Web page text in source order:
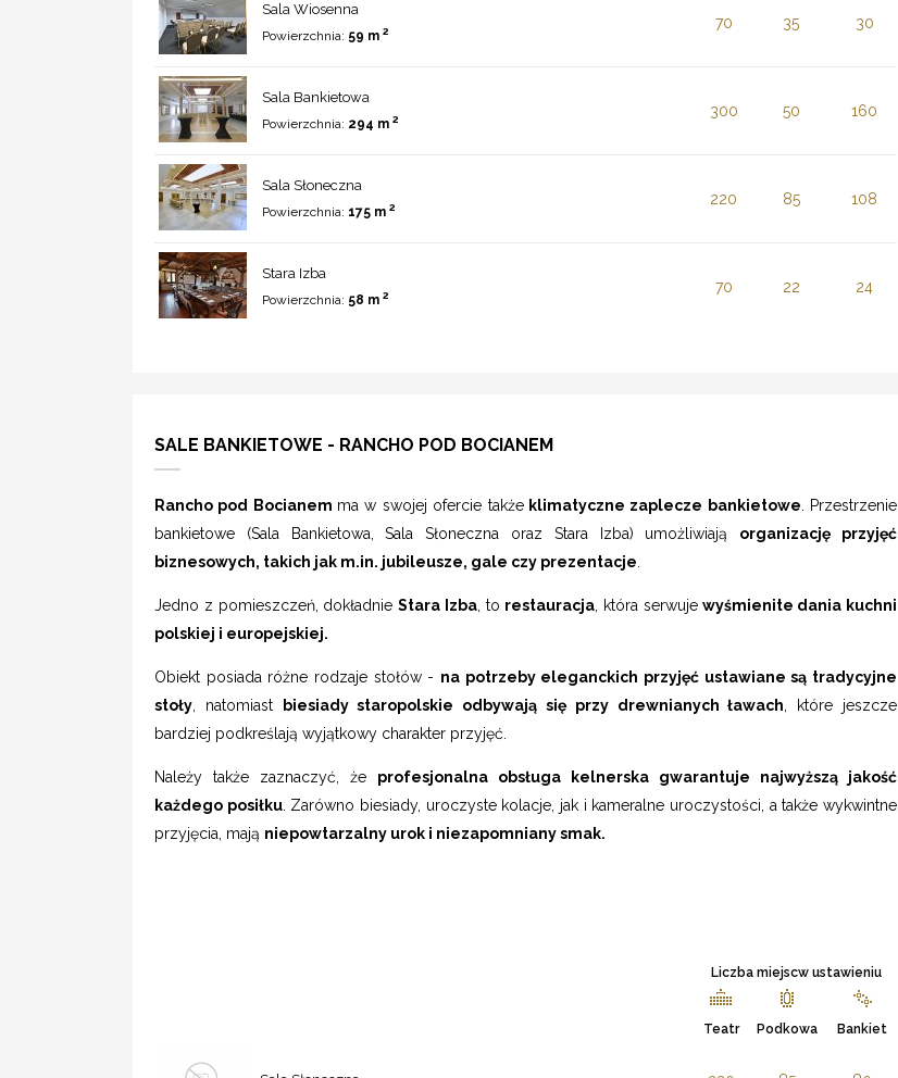
Sala Wiosenna
Powierzchnia: 59 m 2 70 35 30
Sala Bankietowa
Powierzchnia: 294 m 2 300 50 160
Sala Słoneczna
Powierzchnia: 175 m 2 220 85 108
Stara Izba
Powierzchnia: 58 m 2 70 22 24
SALE BANKIETOWE - RANCHO POD BOCIANEM
Rancho pod Bocianem ma w swojej ofercie takżeklimatyczne zaplecze bankietowe . Przestrzenie
bankietowe (Sala Bankietowa, Sala Słoneczna oraz Stara Izba) umożliwiają organizację przyjęć
biznesowych, takich jak m.in. jubileusze, gale czy prezentacje
Jedno z pomieszczeń, dokładnie Stara Izba, to restauracja , która serwujewyśmienite dania kuchni
polskiej i europejskiej.
Obiekt posiada różne rodzaje stołów - na potrzeby eleganckich przyjęć ustawiane są tradycyjne
stoły , natomiast biesiady staropolskie odbywają się przy drewnianych ławach , które jeszcze
bardziej podkreślają wyjątkowy charakter przyjęć.
Należy także zaznaczyć, że profesjonalna obsługa kelnerska gwarantuje najwyższą jakość
każdego posiłku. Zarówno biesiady, uroczyste kolacje, jak i kameralne uroczystości, a także wykwintne
przyjęcia, mają niepowtarzalny urok i niezapomniany smak.
Liczba miejscw ustawieniu
Teatr Podkowa Bankiet